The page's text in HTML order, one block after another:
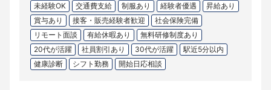
未経験OK 交通費支給 制服あり 経験者優遇
昇給あり
賞与あり
接客・販売経験者歓迎
社会保険完備
リモート面談
有給休暇あり
無料研修制度あり
20代が活躍
社員割引あり 30代が活躍
駅近5分以内
健康診断
シフト勤務 開始日応相談